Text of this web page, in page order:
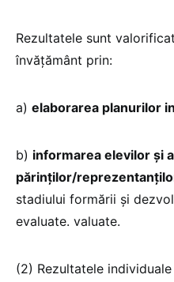
Rezultatele sunt
învățământ prin:
a) elaborarea planurilor
b) informarea elevilor și a
părinților/
stadiului formării și
evaluate. valuate.
(2) Rezultatele